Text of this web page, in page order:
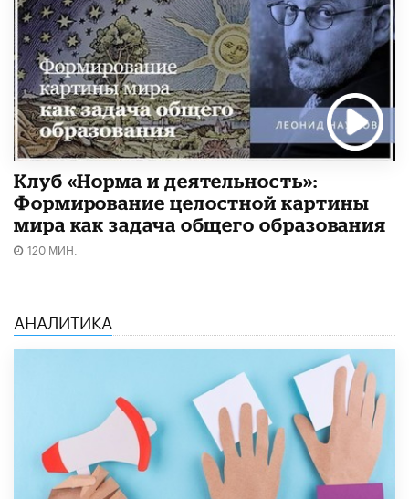
Клуб «Норма и деятельность»:
Формирование целостной картины
мира как задача общего образования
120 МИН.
АНАЛИТИКА